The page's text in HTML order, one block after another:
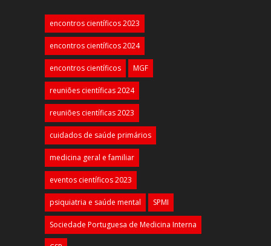
encontros científicos 2023
encontros científicos 2024
encontros científicos MGF
reuniões científicas 2024
reuniões científicas 2023
cuidados de saúde primários
medicina geral e familiar
eventos científicos 2023
psiquiatria e saúde mental SPMI
Sociedade Portuguesa de Medicina Interna